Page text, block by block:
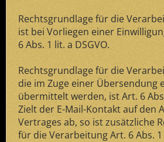
Rechtsgrundlage für die
ist bei Vorliegen einer
6 Abs. 1 lit. a DSGVO.
Rechtsgrundlage für die
die im Zuge einer Übersendung
übermittelt werden, ist Art. 6
Zielt der E-Mail-Kontakt auf den
Vertrages ab, so ist zusätzliche
für die Verarbeitung Art. 6 Abs. 1